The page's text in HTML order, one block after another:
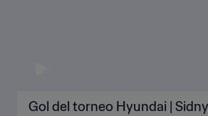
Gol del torneo Hyundai |